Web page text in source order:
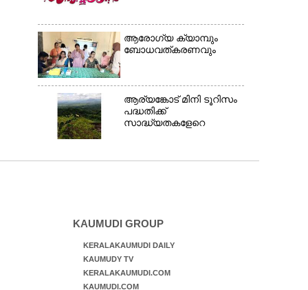
ആരോഗ്യ ക്യാമ്പും
ബോധവത്കരണവും
ആര്യങ്കോട് മിനി ടൂറിസം
പദ്ധതിക്ക്
സാദ്ധ്യതകളേറെ
KAUMUDI GROUP
KERALAKAUMUDI DAILY
KAUMUDY TV
KERALAKAUMUDI.COM
KAUMUDI.COM